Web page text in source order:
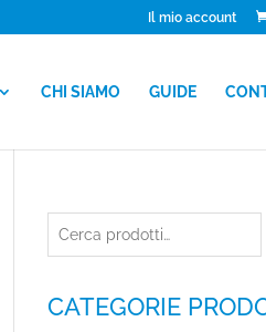
Il mio account
CHI SIAMO GUIDE
Cerca:
CATEGORIE